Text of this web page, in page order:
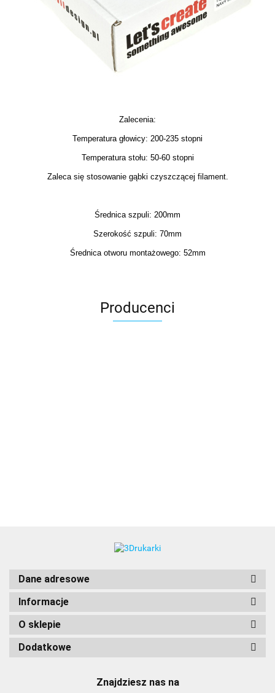
Zalecenia:
Temperatura głowicy: 200-235 stopni
Temperatura stołu: 50-60 stopni
Zaleca się stosowanie gąbki czyszczącej filament.
Średnica szpuli: 200mm
Szerokość szpuli: 70mm
Średnica otworu montażowego: 52mm
Producenci
Dane adresowe
Informacje
O sklepie
Dodatkowe
Znajdziesz nas na